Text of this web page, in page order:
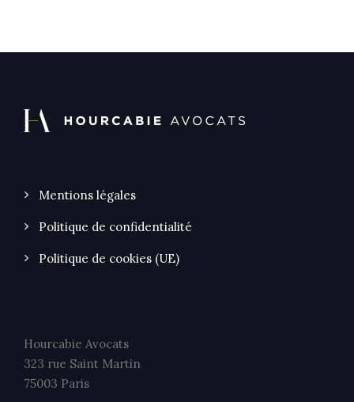
Mentions légales
Politique de confidentialité
Politique de cookies (UE)
Hourcabie Avocats
323 rue Saint Martin
75003 Paris